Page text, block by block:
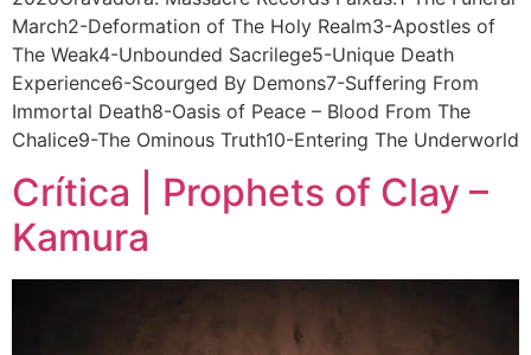
March2-Deformation of The Holy Realm3-Apostles of
The Weak4-Unbounded Sacrilege5-Unique Death
Experience6-Scourged By Demons7-Suffering From
Immortal Death8-Oasis of Peace – Blood From The
Chalice9-The Ominous Truth10-Entering The Underworld
Crítica | Prophets of Clay –
Kamura